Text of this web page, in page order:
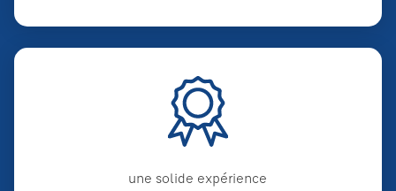
une solide expérience